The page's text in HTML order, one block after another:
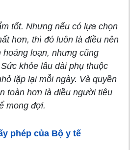
tốt. Nhưng nếu có lựa chọn
hơn, thì đó luôn là điều nên
loạn, nhưng cũng
khỏe lâu dài phụ thuộc
lặp lại mỗi ngày. Và quyền
toàn hơn là điều người tiêu
mong đợi.
phép của Bộ y tế